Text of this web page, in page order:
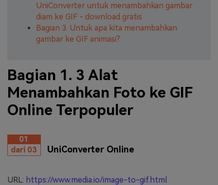
UniConverter untuk menambahkan gambar
diam ke GIF - download gratis
Bagian 3. Untuk apa kita menambahkan
gambar ke GIF animasi?
Bagian 1. 3 Alat
Menambahkan Foto ke GIF
Online Terpopuler
01
dari 03
UniConverter Online
URL: https://www.media.io/image-to-gif.html